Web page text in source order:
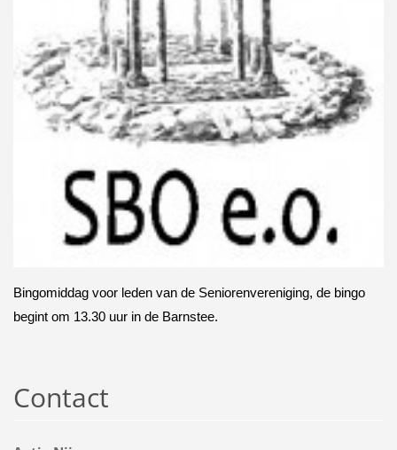
Bingomiddag voor leden van de Seniorenvereniging, de bingo
begint om 13.30 uur in de Barnstee.
Contact